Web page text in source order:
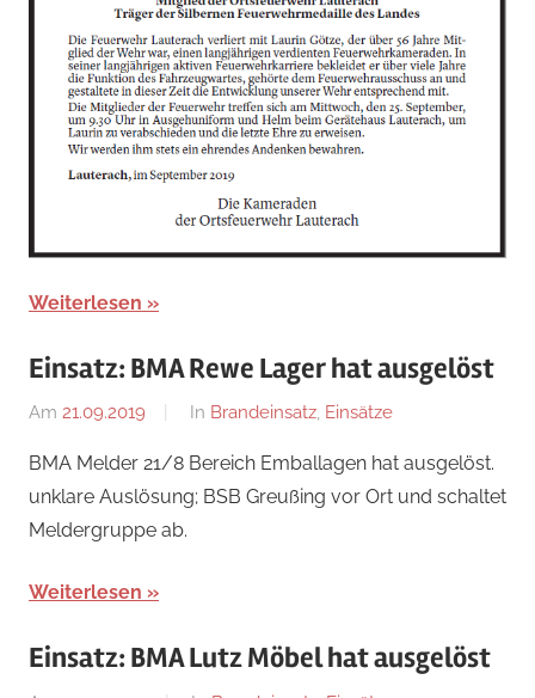
Weiterlesen
Einsatz: BMA Rewe Lager hat ausgelöst
Am 21.09.2019
Von
In Brandeinsatz, Einsätze
BMA Melder 21/8 Bereich Emballagen hat ausgelöst.
unklare Auslösung; BSB Greußing vor Ort und schaltet
Meldergruppe ab.
Weiterlesen
Einsatz: BMA Lutz Möbel hat ausgelöst